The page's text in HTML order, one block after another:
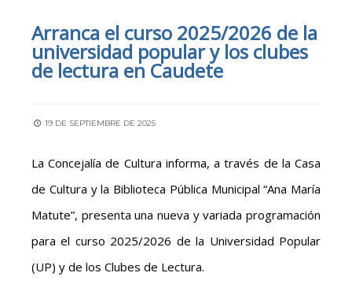
Arranca el curso 2025/2026 de la
universidad popular y los clubes
de lectura en Caudete
19 DE SEPTIEMBRE DE 2025
La Concejalía de Cultura informa, a través de la Casa
de Cultura y la Biblioteca Pública Municipal “Ana María
Matute”, presenta una nueva y variada programación
para el curso 2025/2026 de la Universidad Popular
(UP) y de los Clubes de Lectura.